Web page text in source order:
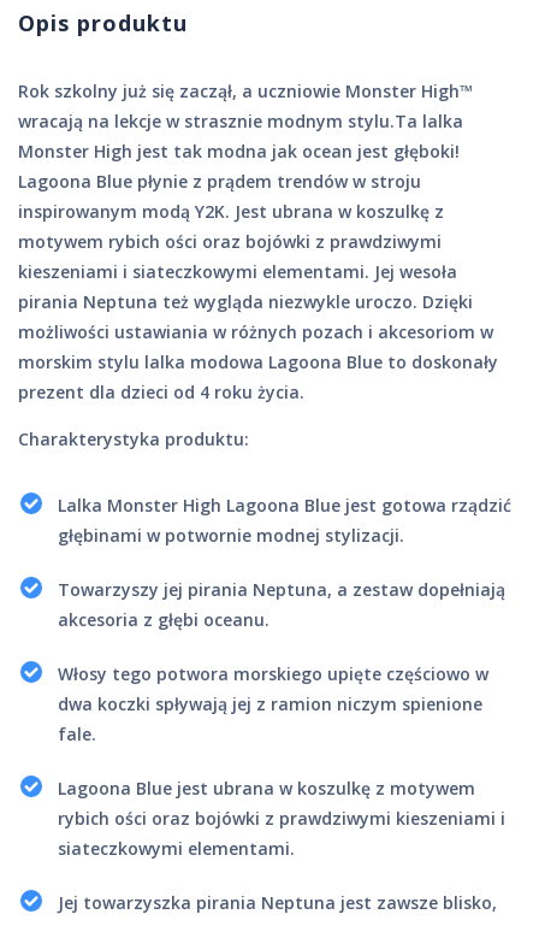
Opis produktu
Rok szkolny już się zaczął, a uczniowie Monster High™
wracają na lekcje w strasznie modnym stylu.Ta lalka
Monster High jest tak modna jak ocean jest głęboki!
Lagoona Blue płynie z prądem trendów w stroju
inspirowanym modą Y2K. Jest ubrana w koszulkę z
motywem rybich ości oraz bojówki z prawdziwymi
kieszeniami i siateczkowymi elementami. Jej wesoła
pirania Neptuna też wygląda niezwykle uroczo. Dzięki
możliwości ustawiania w różnych pozach i akcesoriom w
morskim stylu lalka modowa Lagoona Blue to doskonały
prezent dla dzieci od 4 roku życia.
Charakterystyka produktu:
Lalka​ Monster High Lagoona Blue jest gotowa rządzić
głębinami w potwornie modnej stylizacji.
Towarzyszy jej pirania Neptuna, a zestaw dopełniają
akcesoria z głębi oceanu.
Włosy tego potwora morskiego upięte częściowo w
dwa koczki spływają jej z ramion niczym spienione
fale.
Lagoona Blue jest ubrana w koszulkę z motywem
rybich ości oraz bojówki z prawdziwymi kieszeniami i
siateczkowymi elementami.
Jej towarzyszka pirania Neptuna jest zawsze blisko,